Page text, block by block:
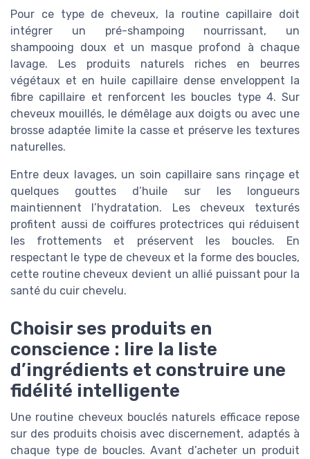
Pour ce type de cheveux, la routine capillaire doit
intégrer un pré-shampoing nourrissant, un
shampooing doux et un masque profond à chaque
lavage. Les produits naturels riches en beurres
végétaux et en huile capillaire dense enveloppent la
fibre capillaire et renforcent les boucles type 4. Sur
cheveux mouillés, le démêlage aux doigts ou avec une
brosse adaptée limite la casse et préserve les textures
naturelles.
Entre deux lavages, un soin capillaire sans rinçage et
quelques gouttes d’huile sur les longueurs
maintiennent l’hydratation. Les cheveux texturés
profitent aussi de coiffures protectrices qui réduisent
les frottements et préservent les boucles. En
respectant le type de cheveux et la forme des boucles,
cette routine cheveux devient un allié puissant pour la
santé du cuir chevelu.
Choisir ses produits en
conscience : lire la liste
d’ingrédients et construire une
fidélité intelligente
Une routine cheveux bouclés naturels efficace repose
sur des produits choisis avec discernement, adaptés à
chaque type de boucles. Avant d’acheter un produit